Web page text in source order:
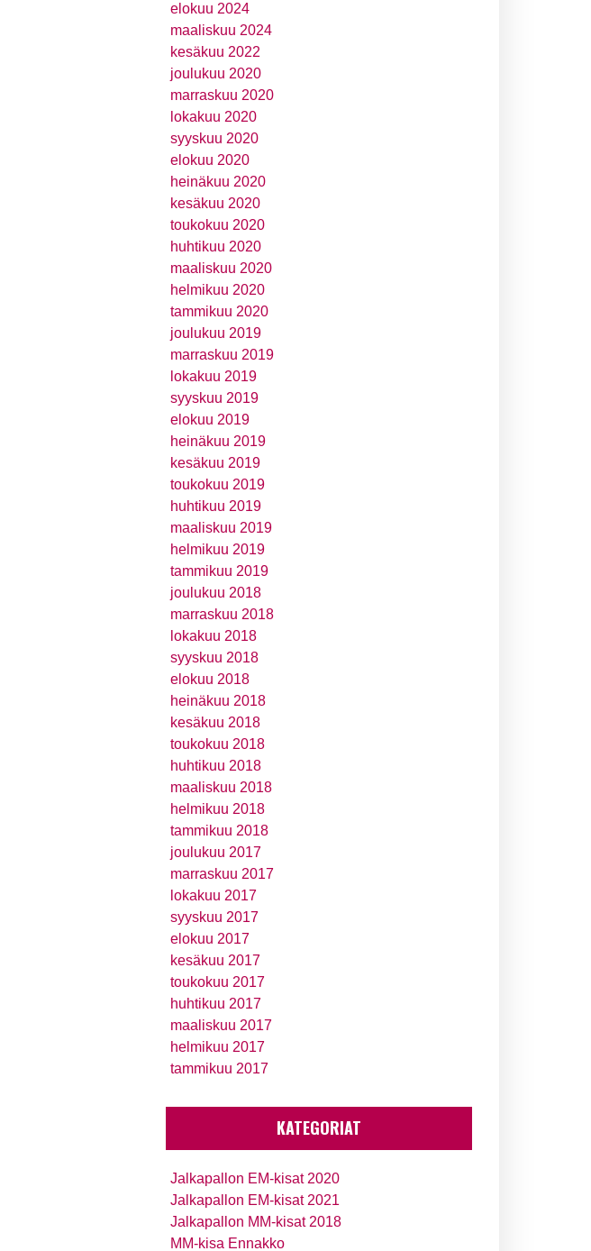
elokuu 2024
maaliskuu 2024
kesäkuu 2022
joulukuu 2020
marraskuu 2020
lokakuu 2020
syyskuu 2020
elokuu 2020
heinäkuu 2020
kesäkuu 2020
toukokuu 2020
huhtikuu 2020
maaliskuu 2020
helmikuu 2020
tammikuu 2020
joulukuu 2019
marraskuu 2019
lokakuu 2019
syyskuu 2019
elokuu 2019
heinäkuu 2019
kesäkuu 2019
toukokuu 2019
huhtikuu 2019
maaliskuu 2019
helmikuu 2019
tammikuu 2019
joulukuu 2018
marraskuu 2018
lokakuu 2018
syyskuu 2018
elokuu 2018
heinäkuu 2018
kesäkuu 2018
toukokuu 2018
huhtikuu 2018
maaliskuu 2018
helmikuu 2018
tammikuu 2018
joulukuu 2017
marraskuu 2017
lokakuu 2017
syyskuu 2017
elokuu 2017
kesäkuu 2017
toukokuu 2017
huhtikuu 2017
maaliskuu 2017
helmikuu 2017
tammikuu 2017
KATEGORIAT
Jalkapallon EM-kisat 2020
Jalkapallon EM-kisat 2021
Jalkapallon MM-kisat 2018
MM-kisa Ennakko